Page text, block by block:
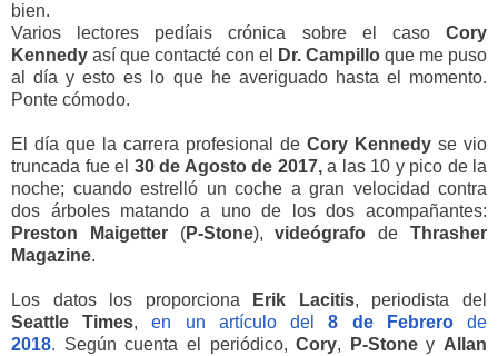
bien.
Varios lectores pedíais crónica sobre el caso Cory
Kennedy así que contacté con el Dr. Campillo que me puso
al día y esto es lo que he averiguado hasta el momento.
Ponte cómodo.
El día que la carrera profesional de Cory Kennedy se vio
truncada fue el 30 de Agosto de 2017,a las 10 y pico de la
noche; cuando estrelló un coche a gran velocidad contra
dos árboles matando a uno de los dos acompañantes:
Preston Maigetter(P-Stone),videógrafo deThrasher
Magazine.
Los datos los proporciona Erik Lacitis, periodista del
Seattle Times,en un artículo del8 de Febrerode
2018. Según cuenta el periódico,Cory, P-Stoney Allan